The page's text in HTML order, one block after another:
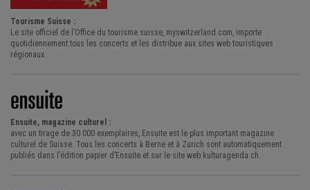
PLUS LOIN...
Tourisme Suisse :
Le site officiel de l’Office du tourisme suisse, myswitzerland.com, importe
quotidiennement tous les concerts et les distribue aux sites web touristiques
régionaux.
Ensuite, magazine culturel :
avec un tirage de 30 000 exemplaires, Ensuite est le plus important magazine
culturel de Suisse. Tous les concerts à Berne et à Zurich sont automatiquement
publiés dans l’édition papier d’Ensuite et sur le site web kulturagenda.ch.